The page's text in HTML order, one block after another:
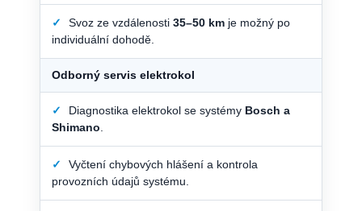
✓ Svoz ze vzdálenosti 35–50 km je možný po
individuální dohodě.
Odborný servis elektrokol
✓ Diagnostika elektrokol se systémy Bosch a
Shimano
✓
Vyčtení chybových hlášení a kontrola
provozních údajů systému.